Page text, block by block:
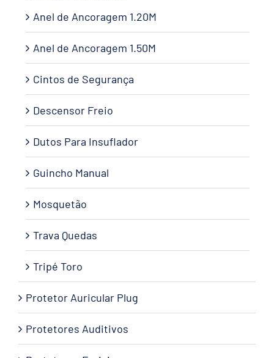
Anel de Ancoragem 1.20M
Anel de Ancoragem 1.50M
Cintos de Segurança
Descensor Freio
Dutos Para Insuflador
Guincho Manual
Mosquetão
Trava Quedas
Tripé Toro
Protetor Auricular Plug
Protetores Auditivos